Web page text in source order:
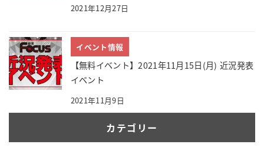
2021年12月27日
イベント情報
【無料イベント】2021年11月15日(月) 近況発表
イベント
2021年11月9日
カテゴリー